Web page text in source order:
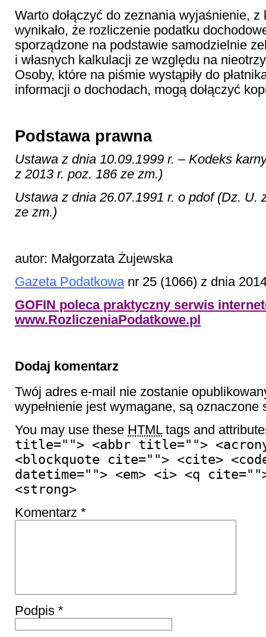
Warto dołączyć do zeznania wyjaśnienie, z
wynikało, że rozliczenie podatku
sporządzone na podstawie samodzielnie
i własnych kalkulacji ze względu na
Osoby, które na piśmie wystąpiły do
informacji o dochodach, mogą dołączyć
Podstawa prawna
Ustawa z dnia 10.09.1999 r. – Kodeks
z 2013 r. poz. 186 ze zm.)
Ustawa z dnia 26.07.1991 r. o pdof (Dz. U.
ze zm.)
autor: Małgorzata Żujewska
Gazeta Podatkowanr 25 (1066) z dnia
GOFIN poleca praktyczny serwis
www.RozliczeniaPodatkowe.pl
Dodaj komentarz
Twój adres e-mail nie zostanie
wypełnienie jest wymagane, są
You may use these HTMLtags and
title=""> <abbr title="">
<blockquote cite=""> <cite>
datetime=""> <em> <i> <q
<strong>
Komentarz *
Podpis *